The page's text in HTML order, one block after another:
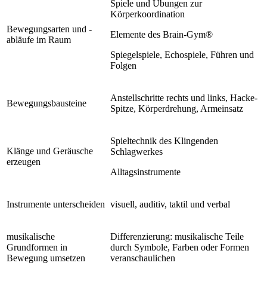
Bewegungsarten und -
abläufe im Raum
Spiele und Übungen zur
Körperkoordination
Elemente des Brain-Gym®
Spiegelspiele, Echospiele, Führen und
Folgen
Bewegungsbausteine
Anstellschritte rechts und links, Hacke-
Spitze, Körperdrehung, Armeinsatz
Klänge und Geräusche
erzeugen
Spieltechnik des Klingenden
Schlagwerkes
Alltagsinstrumente
Instrumente unterscheiden visuell, auditiv, taktil und verbal
musikalische
Grundformen in
Bewegung umsetzen
Differenzierung: musikalische Teile
durch Symbole, Farben oder Formen
veranschaulichen